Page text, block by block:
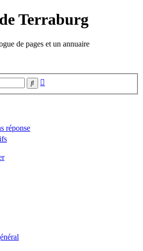
Terraburg
de pages et un annuaire
Rechercher
réponse